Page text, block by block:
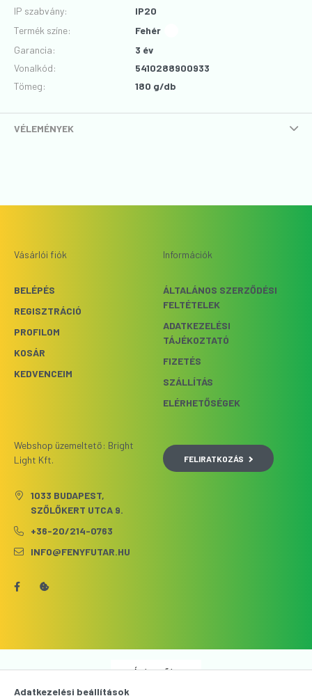
IP szabvány:
IP20
Termék színe:
Fehér
Garancia:
3 év
Vonalkód:
5410288900933
Tömeg:
180 g/db
VÉLEMÉNYEK
Vásárlói fiók
BELÉPÉS
REGISZTRÁCIÓ
PROFILOM
KOSÁR
KEDVENCEIM
Információk
ÁLTALÁNOS SZERZŐDÉSI
FELTÉTELEK
ADATKEZELÉSI
TÁJÉKOZTATÓ
FIZETÉS
SZÁLLÍTÁS
ELÉRHETŐSÉGEK
Webshop üzemeltető: Bright
Light Kft.
1033 BUDAPEST,
SZŐLŐKERT UTCA 9.
+36-20/214-0763
INFO@FENYFUTAR.HU
FELIRATKOZÁS
Árukereső.hu
Adatkezelési beállítások